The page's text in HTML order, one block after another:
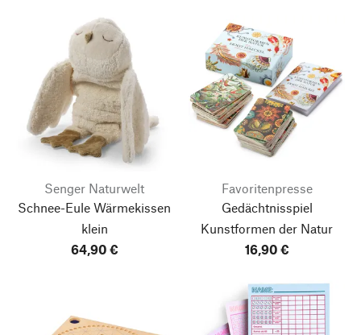
Senger Naturwelt
Schnee-Eule Wärmekissen
klein
64,90 €
Favoritenpresse
Gedächtnisspiel
Kunstformen der Natur
16,90 €